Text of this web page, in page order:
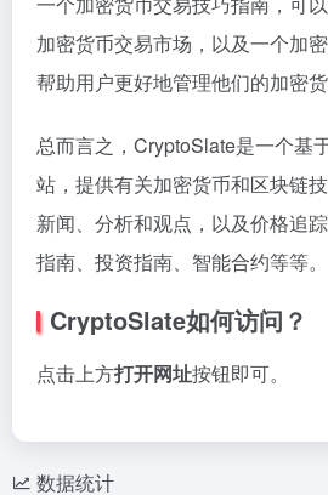
加密货币交易市场，以及一个加
帮助用户更好地管理他们的加密货
总而言之，CryptoSlate是一个基
站，提供有关加密货币和区块链
新闻、分析和观点，以及价格追
指南、投资指南、智能合约等等。
CryptoSlate如何访问？
点击上方打开网址按钮即可。
数据统计